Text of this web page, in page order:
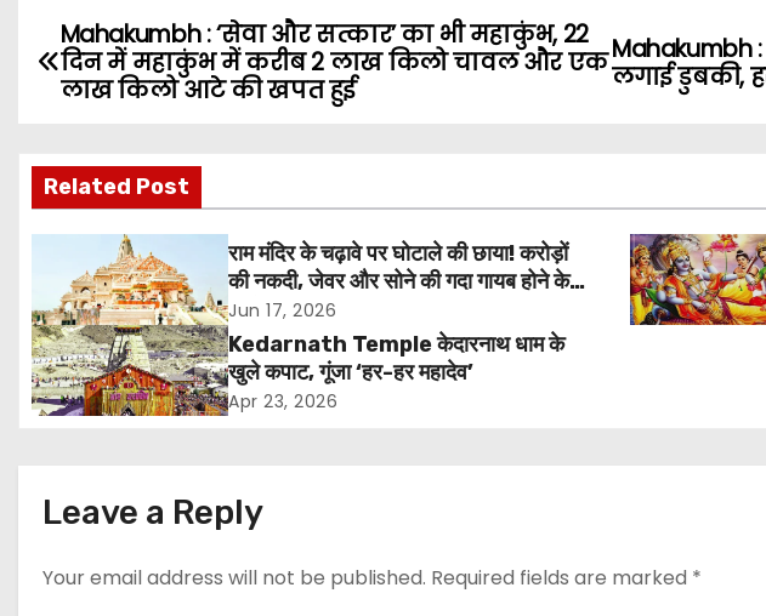
P
t
n
a
v
i
a
लगाई डुबकी,
Mahakumbh : ‘सेवा और सत्कार’ का भी महाकुंभ, 22
दिन में महाकुंभ में करीब 2 लाख किलो चावल और एक
लाख किलो आटे की खपत हुई
Related Post
राम मंदिर के चढ़ावे पर घोटाले की छाया! करोड़ों
की नकदी, जेवर और सोने की गदा गायब होने के
आरोप, SIT जांच शुरू
Jun 17, 2026
Kedarnath Temple केदारनाथ धाम के
खुले कपाट, गूंजा ‘हर-हर महादेव’
Apr 23, 2026
Leave a Reply
Your email address will not be published. Required fields are marked *